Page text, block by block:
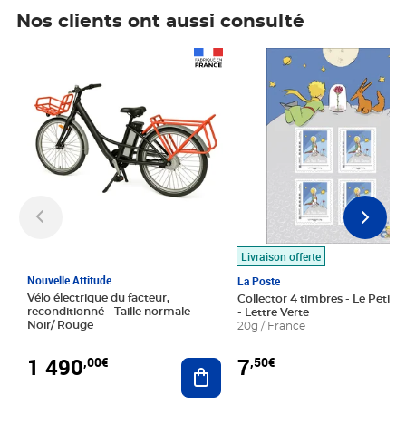
Nos clients ont aussi consulté
Nouvelle Attitude
Vélo électrique du facteur,
reconditionné - Taille normale -
Noir/ Rouge
1 490,00€ Ajouter au panier
Livraison offerte
La Poste
Collector 4 timbres - Le Petit
- Lettre Verte
20g / France
7,50€
Prix 7,50€